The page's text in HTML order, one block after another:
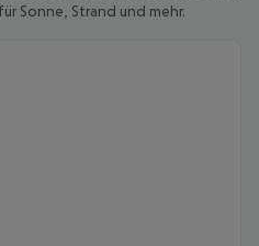
Sonne, Strand und mehr.